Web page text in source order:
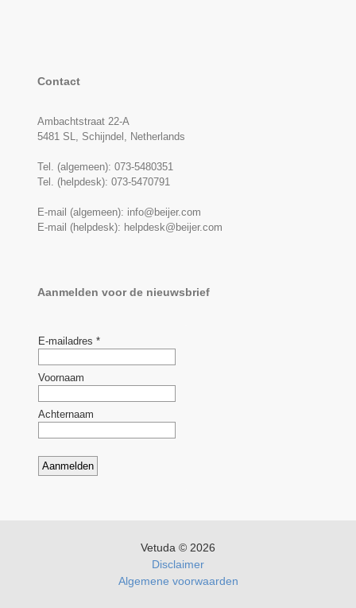
Contact
Ambachtstraat 22-A
5481 SL, Schijndel, Netherlands
Tel. (algemeen): 073-5480351
Tel. (helpdesk): 073-5470791
E-mail (algemeen): info@beijer.com
E-mail (helpdesk): helpdesk@beijer.com
Aanmelden voor de nieuwsbrief
Vetuda © 2026
Disclaimer
Algemene voorwaarden